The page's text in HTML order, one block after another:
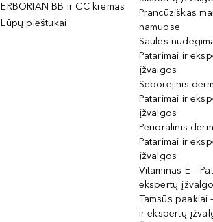
ERBORIAN BB ir CC kremas
Lūpų pieštukai
Prancūziškas
namuose
Saulės
Patarimai ir
įžvalgos
Seborėjinis
Patarimai ir
įžvalgos
Perioralinis
Patarimai ir
įžvalgos
Vitaminas E –
ekspertų
Tamsūs paakiai
ir ekspertų